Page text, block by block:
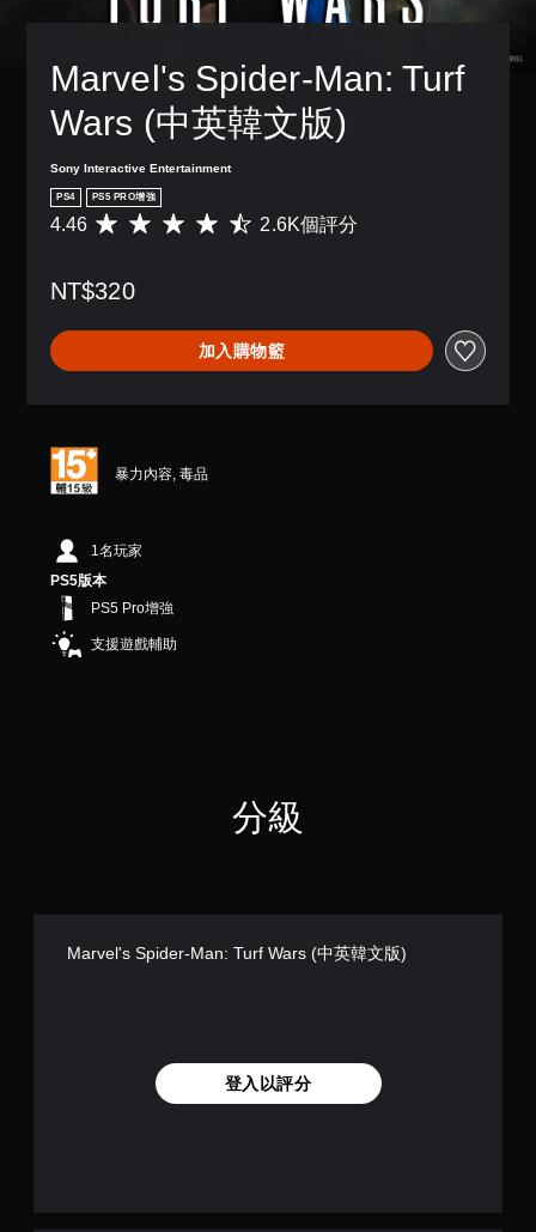
Marvel's Spider-Man: Turf
Wars (中英韓文版)
Sony Interactive Entertainment
PS4 PS5 PRO增強
平
分
4
.
（
滿
顆
星
）
，
共
4.46 2.6K個評分
NT$320
加入購物籃
暴力內容, 毒品
1名玩家
PS5版本
PS5 Pro增強
支援遊戲輔助
分級
Marvel's Spider-Man: Turf Wars (中英韓文版)
登入以評分